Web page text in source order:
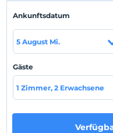
villa seçeneklerimiz
edebileceğiniz villamızın
bulunmaktadır. Doğa
fırsatı sunan villamız
beklemektedir.
Not: Kapalı ısıtmalı
ekstra 800 TL karşılığı
Ankunftsdatum
5 August Mi.
Gäste
1 Zimmer, 2 Erwachsene